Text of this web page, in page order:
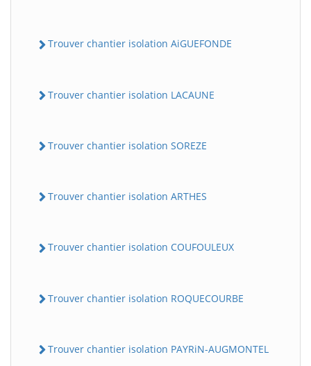
Trouver chantier isolation AiGUEFONDE
Trouver chantier isolation LACAUNE
Trouver chantier isolation SOREZE
Trouver chantier isolation ARTHES
Trouver chantier isolation COUFOULEUX
Trouver chantier isolation ROQUECOURBE
Trouver chantier isolation PAYRiN-AUGMONTEL